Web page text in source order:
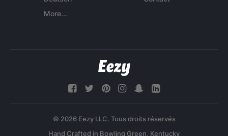
More...
© 2026 Eezy LLC. Tous droits réservés